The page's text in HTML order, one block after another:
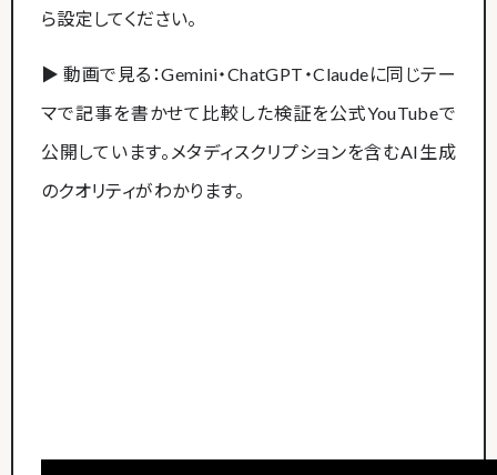
ら設定してください。
▶ 動画で見る：Gemini・ChatGPT・Claudeに同じテー
マで記事を書かせて比較した検証を公式YouTubeで
公開しています。メタディスクリプションを含むAI生成
のクオリティがわかります。